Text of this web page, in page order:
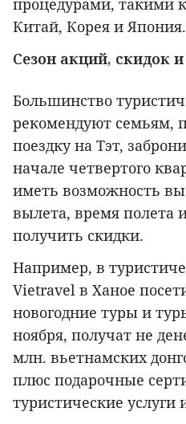
процедурами, такими
Китай, Корея и Япония.
Сезон акций, скидок
Большинство
рекомендуют семьям,
поездку на Тэт,
начале четвертого
иметь возможность
вылета, время полета
получить скидки.
Например, в
Vietravel в Ханое
новогодние туры и
ноября, получат не
млн. вьетнамских
плюс подарочные
туристические